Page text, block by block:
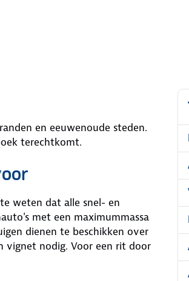
en eeuwenoude steden.
terechtkomt.
weten dat alle snel- en
met een maximummassa
dienen te beschikken over
vignet nodig. Voor een rit door